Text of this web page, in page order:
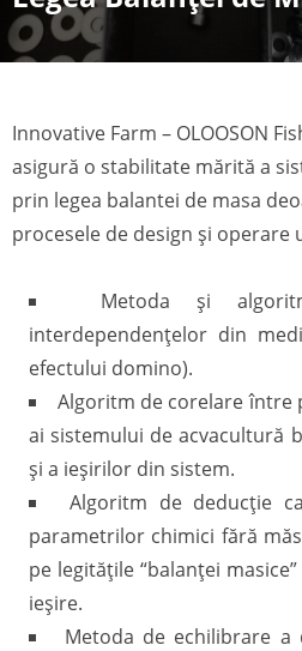
Innovative Farm – OLOOSON
asigură o stabilitate mărită a
prin legea balantei de masa
procesele de design și operare
Metoda şi
interdependenţelor din
efectului domino).
Algoritm de corelare între
ai sistemului de acvacultură
şi a ieşirilor din sistem.
Algoritm de deducţie
parametrilor chimici fără
pe legităţile “balanţei
ieşire.
Metoda de echilibrare a